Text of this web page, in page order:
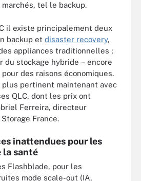
marchés, tel le backup.
il existe principalement deux
backup et disaster recovery,
appliances traditionnelles ;
du stockage hybride – encore
des raisons économiques.
plus pertinent maintenant avec
QLC, dont les prix ont
Ferreira, directeur
France.
inattendues pour les
la santé
Flashblade, pour les
mode scale-out (IA,